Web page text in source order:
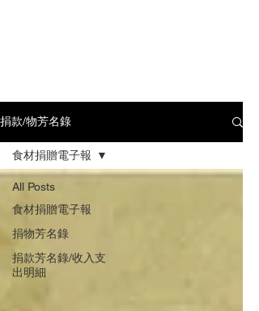
捐款/物芳名錄
All Posts
食材捐贈電子報
捐物芳名錄
捐款芳名錄/收入支
出明細
食材捐贈電子報